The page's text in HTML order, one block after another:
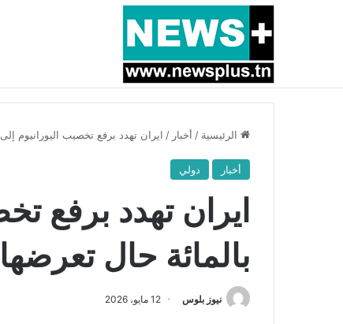
أخبار عاجلة بسبب المرزوقي وبتكليف من سعيّد: الخارجية
الرئيسية / أخبار / ايران تهدد برفع تخصيب اليورانيوم إلى 90 بالمائة حال تعرضها لهجوم جديد !!
أخبار دولي
بالمائة حال
نيوز بلوس 12 مايو، 2026